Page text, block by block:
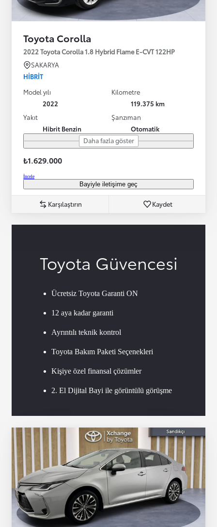
Toyota Corolla
2022 Toyota Corolla 1.8 Hybrid Flame E-CVT 122HP
SAKARYA
HIBRIT
Model yılı
2022
Kilometre
119.375 km
Yakıt
Hibrit Benzin
Şanzıman
Otomatik
Daha fazla göster
₺1.629.000
İncele
Bayiyle iletişime geç
Karşılaştırın Kaydet
Toyota Güvencesi
Ücretsiz Toyota Garanti ON
12 aya kadar garanti
Ayrıntılı teknik kontrol
Toyota Bakım Paketi Seçenekleri
Kişiye özel finansal çözümler
2. El Dijital Bayi ile görüntülü görüşme